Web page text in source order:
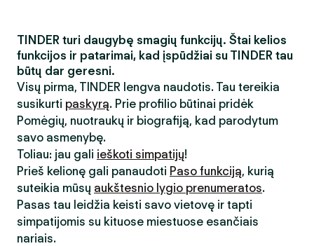
TINDER turi daugybę smagių funkcijų. Štai kelios
funkcijos ir patarimai, kad įspūdžiai su TINDER tau
būtų dar geresni.
Visų pirma, TINDER lengva naudotis. Tau tereikia
susikurti paskyrą. Prie profilio būtinai pridėk
Pomėgių, nuotraukų ir biografiją, kad parodytum
savo asmenybę.
Toliau: jau gali ieškoti simpatijų!
Prieš kelionę gali panaudoti Paso funkciją, kurią
suteikia mūsų aukštesnio lygio prenumeratos.
Pasas tau leidžia keisti savo vietovę ir tapti
simpatijomis su kituose miestuose esančiais
nariais.